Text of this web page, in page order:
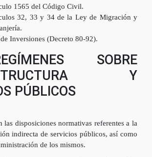
1565 del Código Civil.
32, 33 y 34 de la Ley de Migración y
Inversiones (Decreto 80-92).
SOBRE
Y
PÚBLICOS
las disposiciones normativas referentes a la
indirecta de servicios públicos, así como
de los mismos.